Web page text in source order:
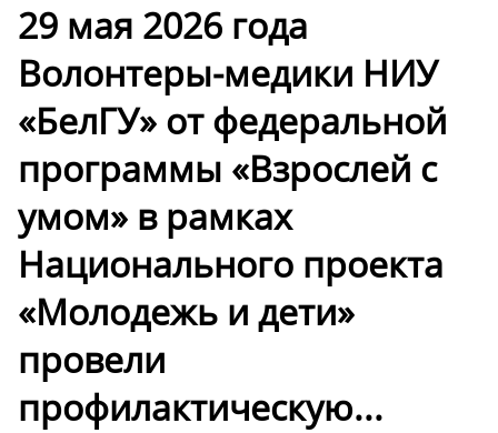
29 мая 2026 года
Волонтеры-медики НИУ
«БелГУ» от федеральной
программы «Взрослей с
умом» в рамках
Национального проекта
«Молодежь и дети»
провели
профилактическую...